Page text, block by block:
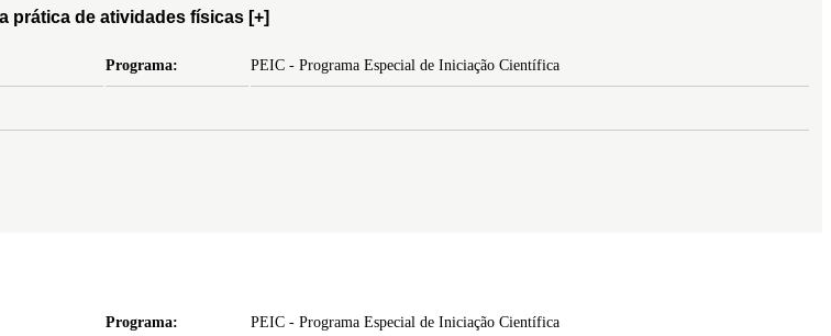
prática de atividades físicas [+]
Programa: PEIC - Programa Especial de Iniciação Científica
Programa: PEIC - Programa Especial de Iniciação Científica